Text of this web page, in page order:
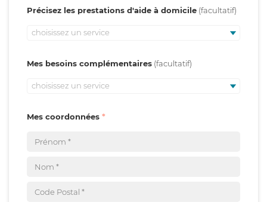
Précisez les prestations d'aide à domicile
choisissez un service
Mes besoins complémentaires
choisissez un service
Mes coordonnées